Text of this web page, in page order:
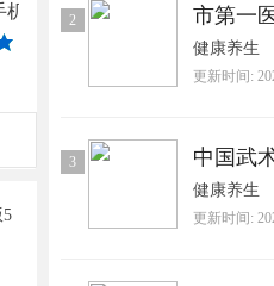
壹邦手机版下载
FlowFit手机版
2
健康养生
更新时间:
3 中国武
健康养生
更新时间: